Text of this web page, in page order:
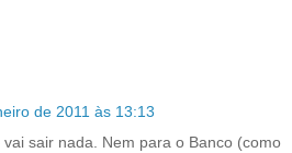
de 2011 às 13:13
sair nada. Nem para o Banco (como